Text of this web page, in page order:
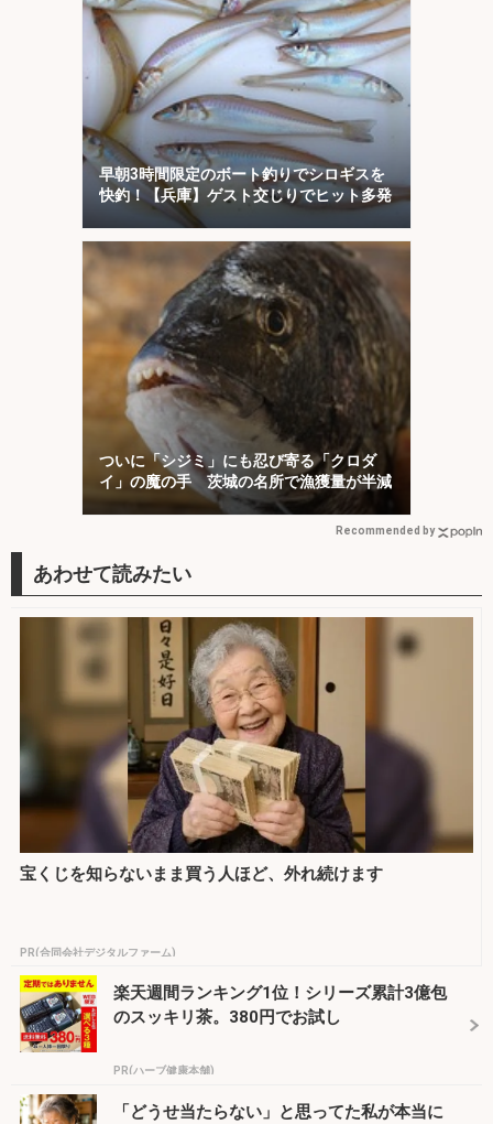
早朝3時間限定のボート釣りでシロギスを
快釣！【兵庫】ゲスト交じりでヒット多発
ついに「シジミ」にも忍び寄る「クロダ
イ」の魔の手 茨城の名所で漁獲量が半減
Recommended by
宝くじを知らないまま買う人ほど、外れ続けます
PR(合同会社デジタルファーム)
楽天週間ランキング1位！シリーズ累計3億包
のスッキリ茶。380円でお試し
PR(ハーブ健康本舗)
「どうせ当たらない」と思ってた私が本当に